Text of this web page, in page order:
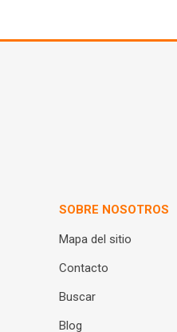
SOBRE NOSOTROS
Mapa del sitio
Contacto
Buscar
Blog